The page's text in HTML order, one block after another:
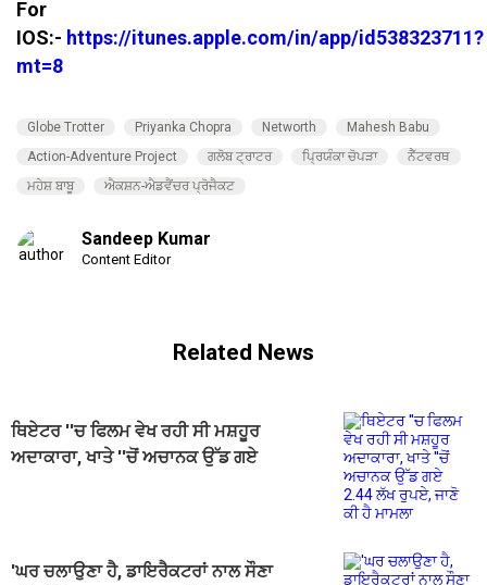
For
IOS:- https://itunes.apple.com/in/app/id538323711?
mt=8
Globe Trotter Priyanka Chopra Networth
Mahesh Babu
Action-Adventure Project
ਗਲੋਬ ਟ੍ਰਾਟਰ ਪ੍ਰਿਯੰਕਾ ਚੋਪੜਾ
ਨੈੱਟਵਰਥ
ਮਹੇਸ਼ ਬਾਬੂ
ਐਕਸ਼ਨ-ਐਡਵੈਂਚਰ ਪ੍ਰੋਜੈਕਟ
Sandeep Kumar
Content Editor
Related News
ਥਿਏਟਰ ''ਚ ਫਿਲਮ ਵੇਖ ਰਹੀ ਸੀ ਮਸ਼ਹੂਰ
ਅਦਾਕਾਰਾ, ਖਾਤੇ ''ਚੋਂ ਅਚਾਨਕ ਉੱਡ ਗਏ
'ਘਰ ਚਲਾਉਣਾ ਹੈ, ਡਾਇਰੈਕਟਰਾਂ ਨਾਲ ਸੌਣਾ